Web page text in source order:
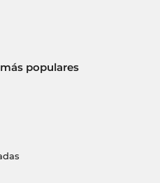
populares